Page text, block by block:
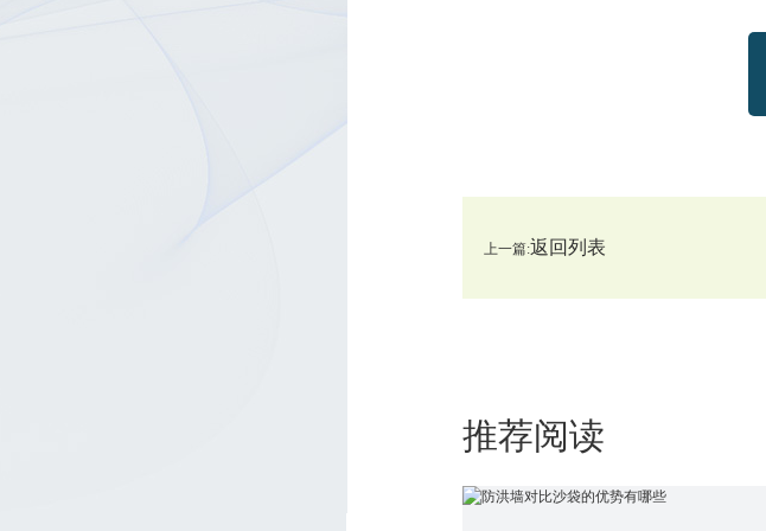
上一篇:返回列表
推荐阅读